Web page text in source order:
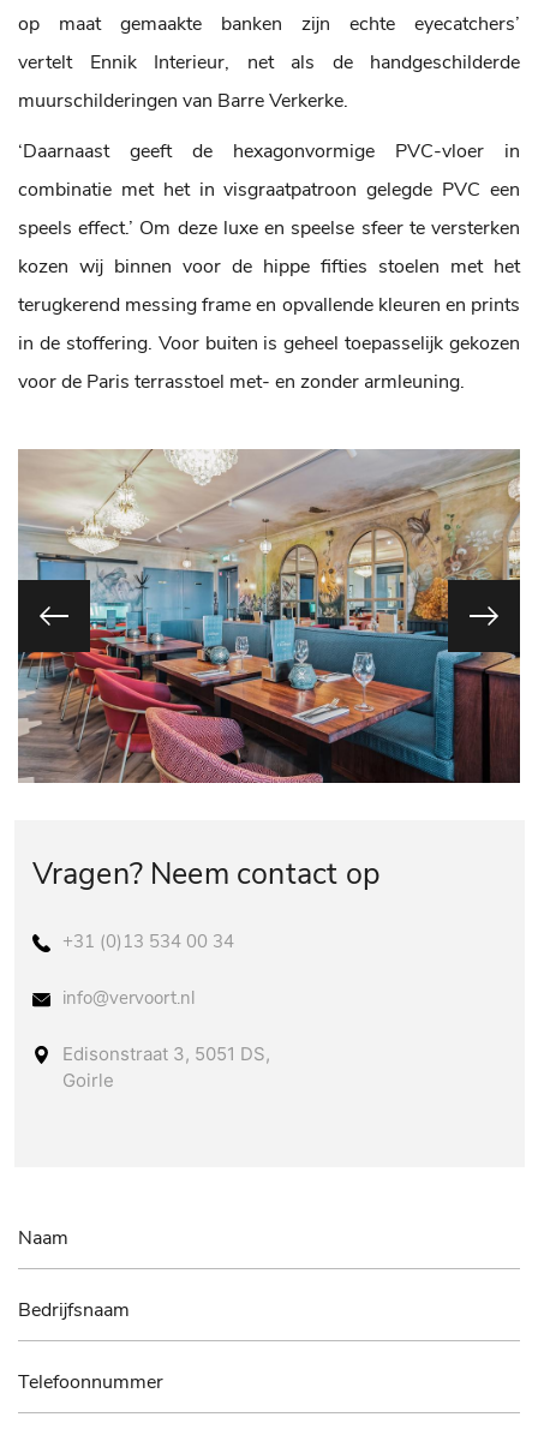
op maat gemaakte banken zijn echte eyecatchers’
vertelt Ennik Interieur, net als de handgeschilderde
muurschilderingen van Barre Verkerke.
‘Daarnaast geeft de hexagonvormige PVC-vloer in
combinatie met het in visgraatpatroon gelegde PVC een
speels effect.’ Om deze luxe en speelse sfeer te versterken
kozen wij binnen voor de hippe fifties stoelen met het
terugkerend messing frame en opvallende kleuren en prints
in de stoffering. Voor buiten is geheel toepasselijk gekozen
voor de Paris terrasstoel met- en zonder armleuning.
Vragen? Neem contact op
+31 (0)13 534 00 34
info@vervoort.nl
Edisonstraat 3, 5051 DS,
Goirle